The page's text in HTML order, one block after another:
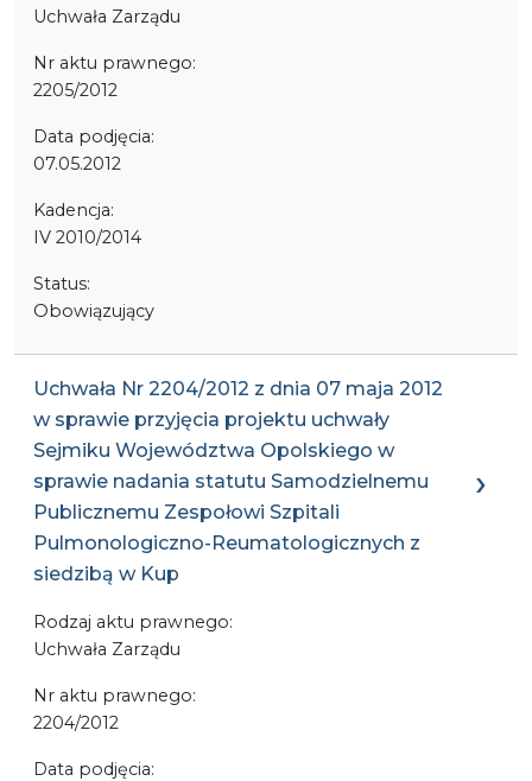
Uchwała Zarządu
Nr aktu prawnego:
2205/2012
Data podjęcia:
07.05.2012
Kadencja:
IV 2010/2014
Status:
Obowiązujący
Uchwała Nr 2204/2012 z dnia 07 maja 2012
w sprawie przyjęcia projektu uchwały
Sejmiku Województwa Opolskiego w
sprawie nadania statutu Samodzielnemu
Publicznemu Zespołowi Szpitali
Pulmonologiczno-Reumatologicznych z
siedzibą w Kup
Rodzaj aktu prawnego:
Uchwała Zarządu
Nr aktu prawnego:
2204/2012
Data podjęcia: